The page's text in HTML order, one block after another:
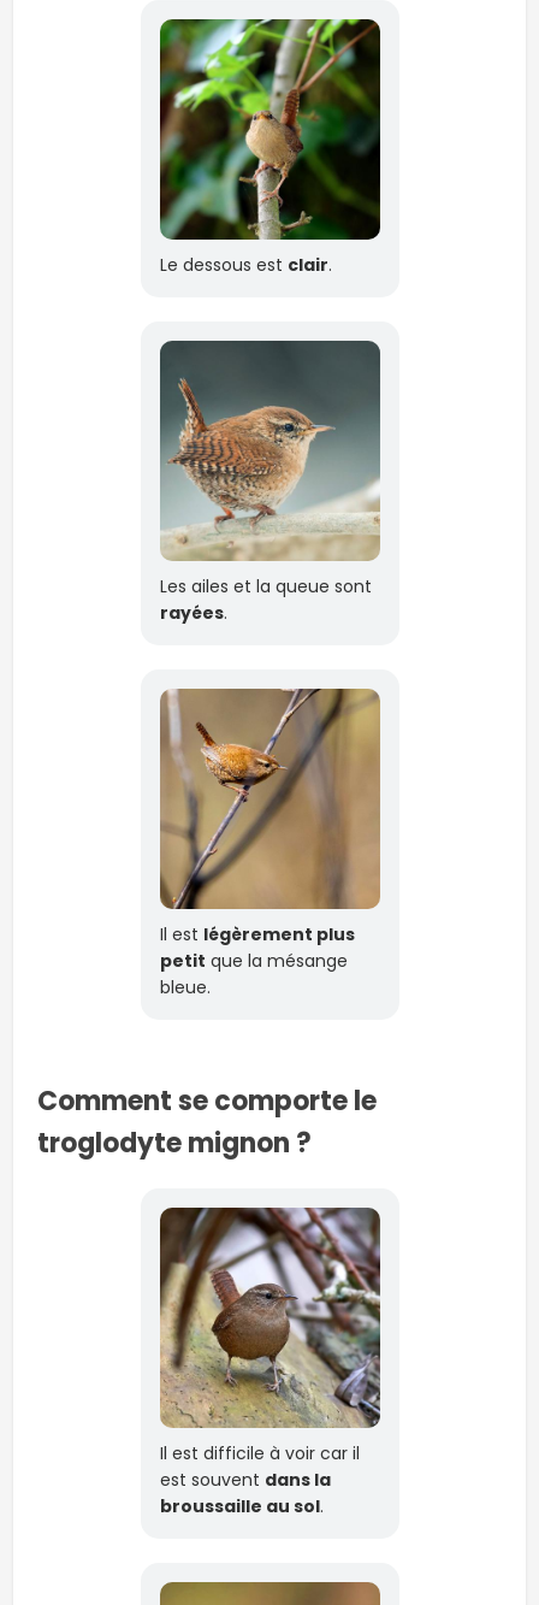
Le dessous est clair.
Les ailes et la queue sont
rayées.
Il est légèrement plus
petit que la mésange
bleue.
Comment se comporte le
troglodyte mignon ?
Il est difficile à voir car il
est souvent dans la
broussaille au sol.